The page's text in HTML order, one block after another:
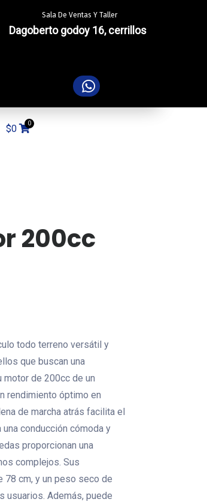
Sala De Ventas Y Taller
Dagoberto godoy 16, cerrillos
$0
200cc
todo terreno versátil y
que buscan una
de 200cc de un
rendimiento óptimo en
de marcha atrás facilita el
conducción cómoda y
proporcionan una
complejos. Sus
78 cm, y un peso seco de
usuarios. Además, puede